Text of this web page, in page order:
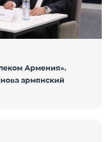
Армения».
армянский